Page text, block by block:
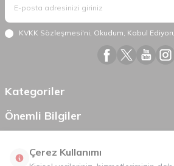
KVKK Sözleşmesi'ni, Okudum, Kabul
Kategoriler
Önemli Bilgiler
Çerez Kullanımı